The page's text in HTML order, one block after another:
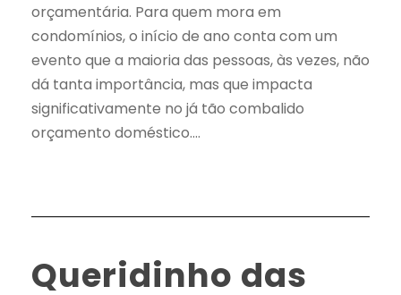
orçamentária. Para quem mora em
condomínios, o início de ano conta com um
evento que a maioria das pessoas, às vezes, não
dá tanta importância, mas que impacta
significativamente no já tão combalido
orçamento doméstico....
Queridinho das